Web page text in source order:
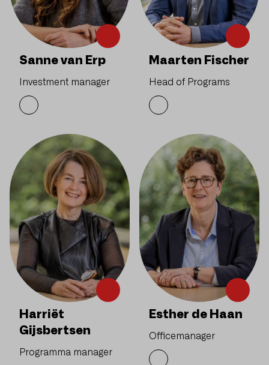
Sanne van Erp
Investment manager
Maarten Fischer
Head of Programs
Harriët
Gijsbertsen
Programma manager
Esther de Haan
Officemanager